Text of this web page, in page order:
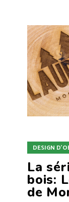
DESIGN
La
bois:
de